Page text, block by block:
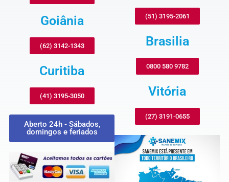
Goiânia
(62) 3142-1343
Curitiba
(41) 3195-3050
Aberto 24h - Sábados,
domingos e feriados
(51) 3195-2061
Brasilia
0800 580 9782
Vitória
(27) 3191-0655